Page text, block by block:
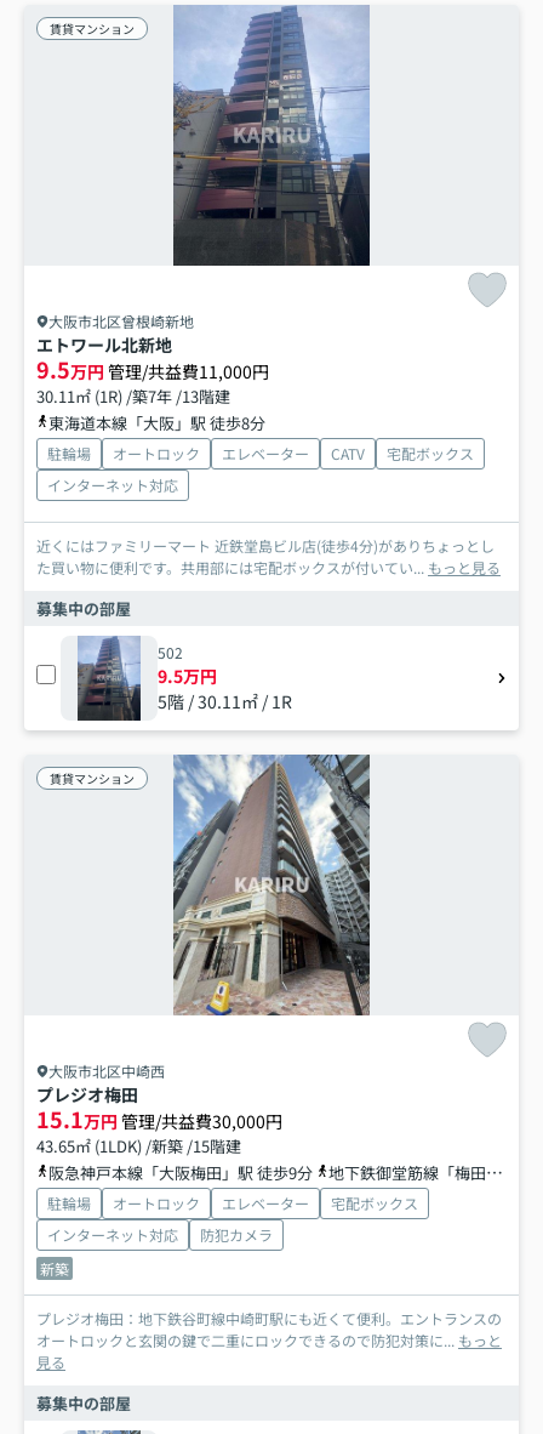
賃貸マンション
大阪市北区曾根崎新地
エトワール北新地
9.5万円 管理/共益費11,000円
30.11㎡ (1R) /築7年 /13階建
東海道本線「大阪」駅 徒歩8分
駐輪場 オートロック エレベーター CATV
宅配ボックス
インターネット対応
近くにはファミリーマート 近鉄堂島ビル店(徒歩4分)がありちょっとし
た買い物に便利です。共用部には宅配ボックスが付いてい... もっと見る
募集中の部屋
502
9.5万円
5階 / 30.11㎡ / 1R
賃貸マンション
大阪市北区中崎西
プレジオ梅田
15.1万円 管理/共益費30,000円
43.65㎡ (1LDK) /新築 /15階建
阪急神戸本線「大阪梅田」駅 徒歩9分
地下鉄御堂筋線「梅田」駅 徒歩9分
駐輪場 オートロック エレベーター
宅配ボックス
インターネット対応
防犯カメラ
新築
プレジオ梅田：地下鉄谷町線中崎町駅にも近くて便利。エントランスの
オートロックと玄関の鍵で二重にロックできるので防犯対策に... もっと
見る
募集中の部屋